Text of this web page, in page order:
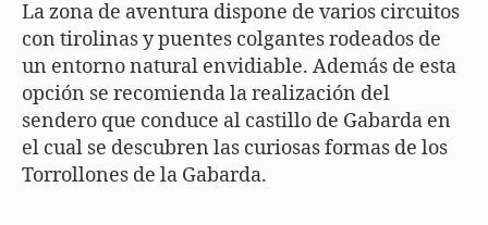
La zona de aventura dispone de varios circuitos
con tirolinas y puentes colgantes rodeados de
un entorno natural envidiable. Además de esta
opción se recomienda la realización del
sendero que conduce al castillo de Gabarda en
el cual se descubren las curiosas formas de los
Torrollones de la Gabarda.